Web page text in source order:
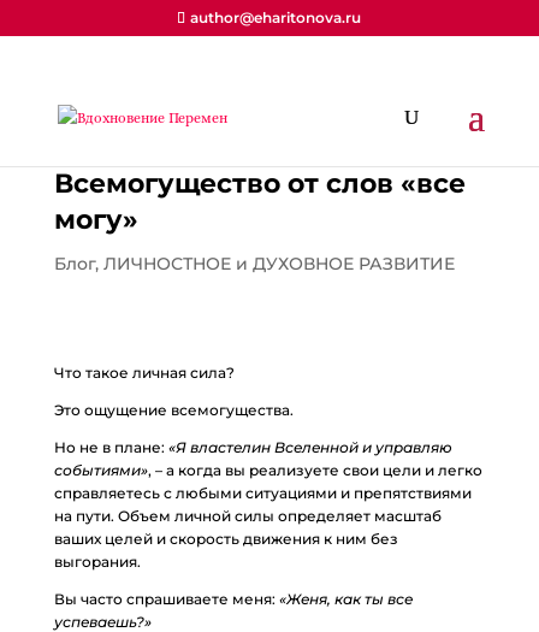
author@eharitonova.ru
Всемогущество от слов «все
могу»
Блог, ЛИЧНОСТНОЕ и ДУХОВНОЕ РАЗВИТИЕ
Что такое личная сила?
Это ощущение всемогущества.
Но не в плане: «Я властелин Вселенной и управляю
событиями», – а когда вы реализуете свои цели и легко
справляетесь с любыми ситуациями и препятствиями
на пути. Объем личной силы определяет масштаб
ваших целей и скорость движения к ним без
выгорания.
Вы часто спрашиваете меня: «Женя, как ты все
успеваешь?»